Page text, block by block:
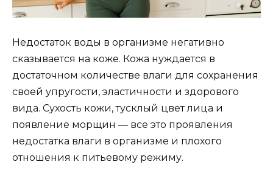
Недостаток воды в организме негативно
сказывается на коже. Кожа нуждается в
достаточном количестве влаги для сохранения
своей упругости, эластичности и здорового
вида. Сухость кожи, тусклый цвет лица и
появление морщин — все это проявления
недостатка влаги в организме и плохого
отношения к питьевому режиму.